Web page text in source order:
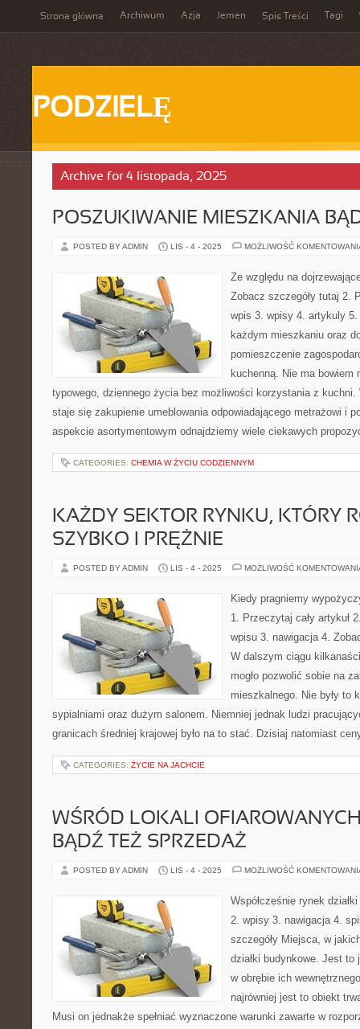
Strona główna Archiwum Azja Jemen Spis Treści Tagi
PODZIELĘ
Archive for 4 listopada, 2025
POSZUKIWANIE MIESZKANIA
POSTED BY ADMIN LIS - 4 - 2025 MOŻLIWOŚĆ
Ze względu na
Zobacz szczegóły tutaj 2.
wpis 3. wpisy 4. artykuly
każdym mieszkaniu oraz
pomieszczenie
kuchenną. Nie ma bowiem
typowego, dziennego życia bez możliwości korzystania z kuchni.
staje się zakupienie umeblowania odpowiadającego metrażowi i
aspekcie asortymentowym odnajdziemy wiele ciekawych
CATEGORIES: CHEMIA W ŻYCIU CODZIENNYM
KAŻDY SEKTOR RYNKU, KTÓRY
SZYBKO I PRĘŻNIE
POSTED BY ADMIN LIS - 4 - 2025 MOŻLIWOŚĆ
Kiedy pragniemy
1. Przeczytaj cały artykuł
wpisu 3. nawigacja 4.
W dalszym ciągu
mogło pozwolić sobie na
mieszkalnego. Nie były to
sypialniami oraz dużym salonem. Niemniej jednak ludzi
granicach średniej krajowej było na to stać. Dzisiaj natomiast
CATEGORIES: ŻYCIE NA JACHCIE
WŚRÓD LOKALI
BĄDŹ TEŻ SPRZEDAŻ
POSTED BY ADMIN LIS - 4 - 2025 MOŻLIWOŚĆ
Współcześnie rynek
2. wpisy 3. nawigacja 4.
szczegóły Miejsca, w
działki budynkowe. Jest
w obrębie ich
najrówniej jest to obiekt
Musi on jednakże spełniać wyznaczone warunki zawarte w